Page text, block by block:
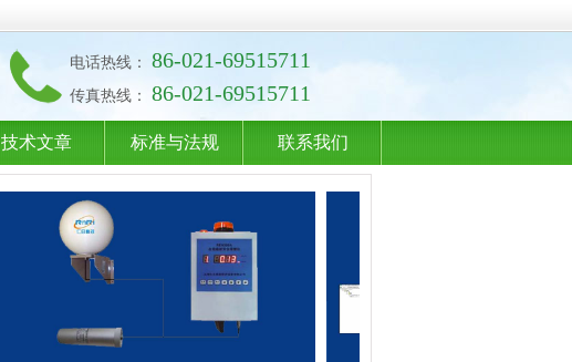
电话热线： 86-021-69515711
传真热线： 86-021-69515711
技术文章 标准与法规 联系我们